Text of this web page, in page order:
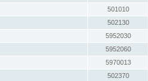
501010
502130
5952030
5952060
5970013
502370